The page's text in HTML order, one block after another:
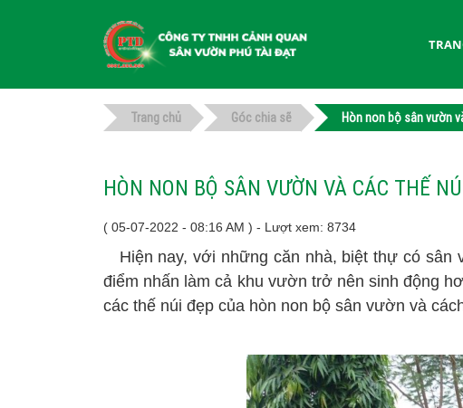
Trang chủ Góc chia sẽ Hòn non bộ sân vườn
HÒN NON BỘ SÂN VƯỜN VÀ CÁC THẾ
( 05-07-2022 - 08:16 AM ) - Lượt xem: 8734
Hiện nay, với những căn nhà, biệt thự có sân
điểm nhấn làm cả khu vườn trở nên sinh động
các thế núi đẹp của hòn non bộ sân vườn và